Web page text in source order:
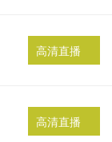
高清直播
高清直播